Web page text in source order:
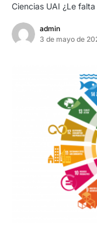
Ciencias UAI ¿Le
admin
3 de mayo de